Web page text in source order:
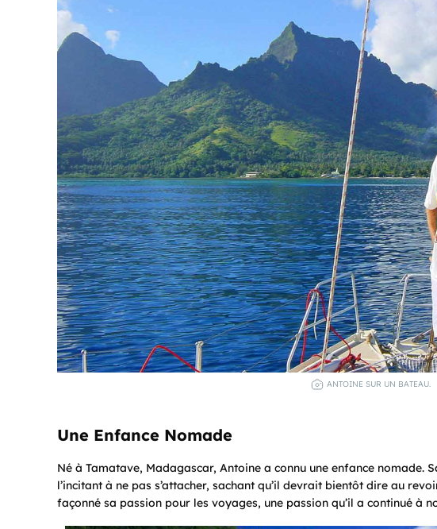
ANTOINE SUR UN BATEAU.
Une Enfance Nomade
Né à Tamatave, Madagascar, Antoine a connu une enfance nomade.
l’incitant à ne pas s’attacher, sachant qu’il devrait bientôt dire au
façonné sa passion pour les voyages, une passion qu’il a continué à